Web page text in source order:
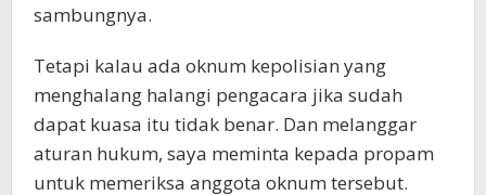
sambungnya.
Tetapi kalau ada oknum kepolisian yang
menghalang halangi pengacara jika sudah
dapat kuasa itu tidak benar. Dan melanggar
aturan hukum, saya meminta kepada propam
untuk memeriksa anggota oknum tersebut.